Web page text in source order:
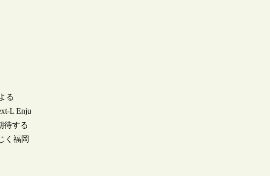
る
L Enju
待する
く福岡